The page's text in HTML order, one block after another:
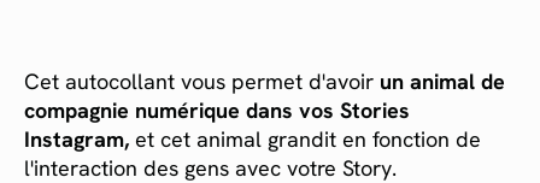
Cet autocollant vous permet d'avoir un animal de
compagnie numérique dans vos Stories
Instagram, et cet animal grandit en fonction de
l'interaction des gens avec votre Story.